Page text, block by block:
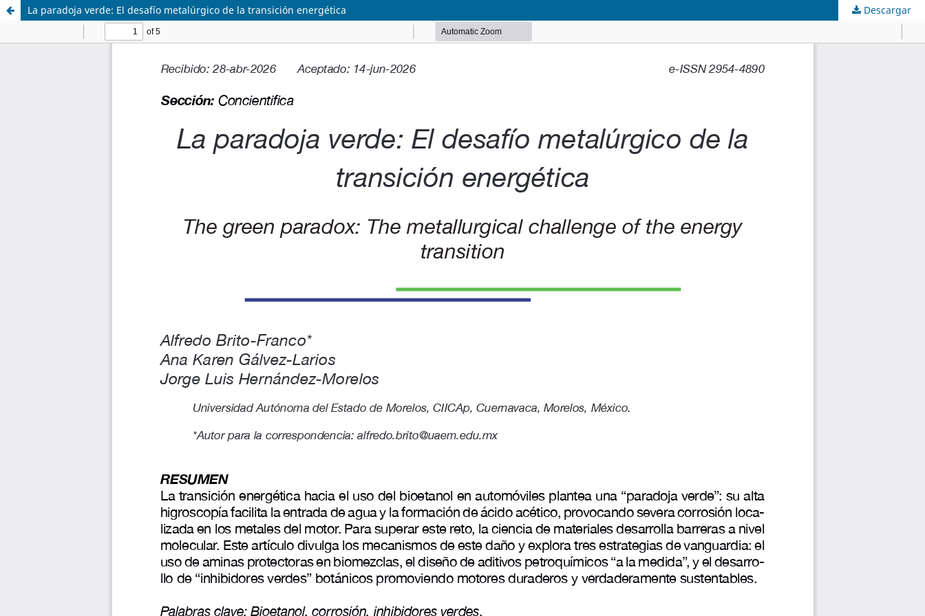
La paradoja verde: El desafío metalúrgico de la transición energética Descargar